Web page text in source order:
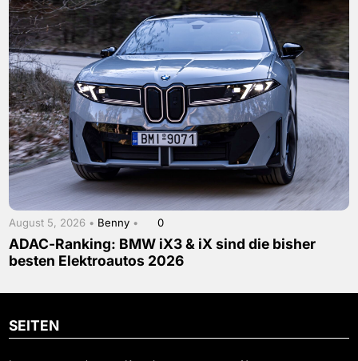
August 5, 2026 • Benny • 0
ADAC-Ranking: BMW iX3 & iX sind die bisher
besten Elektroautos 2026
SEITEN